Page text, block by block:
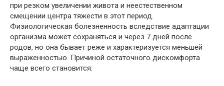
при резком увеличении живота и неестественном
смещении центра тяжести в этот период.
Физиологическая болезненность вследствие адаптации
организма может сохраняться и через 7 дней после
родов, но она бывает реже и характеризуется меньшей
выраженностью. Причиной остаточного дискомфорта
чаще всего становится: